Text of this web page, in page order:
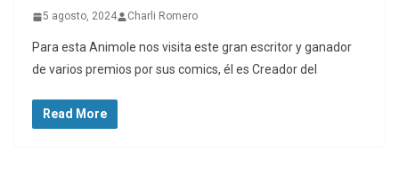
5 agosto, 2024 Charli Romero
Para esta Animole nos visita este gran escritor y ganador
de varios premios por sus comics, él es Creador del
Read More